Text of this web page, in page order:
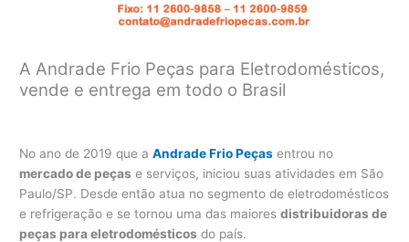
A Andrade Frio Peças para Eletrodomésticos,
vende e entrega em todo o Brasil
No ano de 2019 que aAndrade Frio Peças entrou no
mercado de peças e serviços, iniciou suas atividades em São
Paulo/SP. Desde então atua no segmento de eletrodomésticos
e refrigeração e se tornou uma das maioresdistribuidoras de
peças para eletrodomésticos do país.